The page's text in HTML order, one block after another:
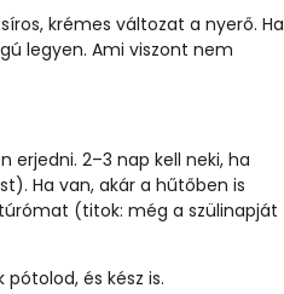
krémes változat a nyerő. Ha
legyen. Ami viszont nem
erjedni. 2–3 nap kell neki, ha
Ha van, akár a hűtőben is
(titok: még a szülinapját
és kész is.